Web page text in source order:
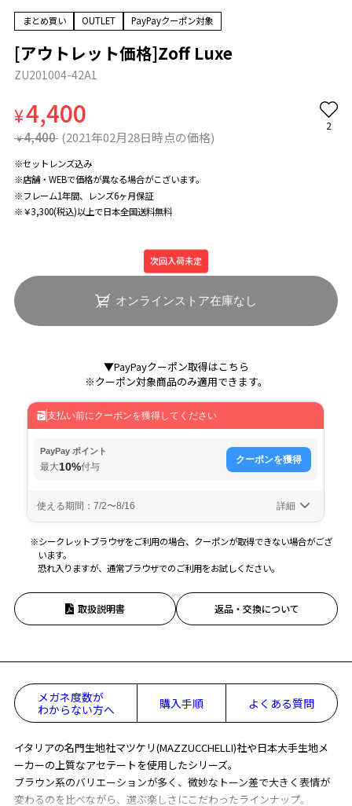
まとめ買い OUTLET PayPayクーポン対象
[アウトレット価格]Zoff Luxe
ZU201004-42A1
¥4,400
¥ 4,400 (2021年02月28日時点の価格)
2
※セットレンズ込み
※店舗・WEBで価格が異なる場合がこざいます。
※フレーム1年間、レンズ6ヶ月保証
※￥3,300(税込)以上で日本全国送料無料
次回入荷未定
オンラインストア在庫なし
▼PayPayクーポン取得はこちら
※クーポン対象商品のみ適用できます。
※シークレットブラウザをご利用の場合、クーポンが取得できない場合がござ
います。
恐れ入りますが、通常ブラウザでのご利用をお試しください。
取扱説明書 返品・交換について
メガネ度数が
わからない方へ
購入手順 よくある質問
イタリアの名門生地社マツケリ(MAZZUCCHELLI)社や日本大手生地メ
ーカーの上質なアセテートを使用したシリーズ。
ブラウン系のバリエーションが多く、微妙なトーン差で大きく表情が
変わるのを比べながら、選ぶ楽しさにこだわったラインナップ。